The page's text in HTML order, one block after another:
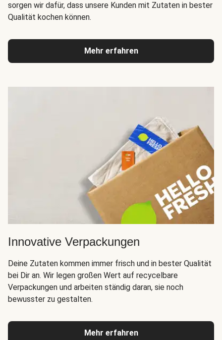
sorgen wir dafür, dass unsere Kunden mit Zutaten in bester
Qualität kochen können.
Mehr erfahren
Innovative Verpackungen
Deine Zutaten kommen immer frisch und in bester Qualität
bei Dir an. Wir legen großen Wert auf recycelbare
Verpackungen und arbeiten ständig daran, sie noch
bewusster zu gestalten.
Mehr erfahren